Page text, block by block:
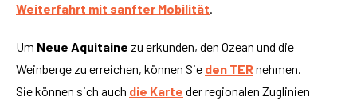
Weiterfahrt mit sanfter Mobilität.
Um Neue Aquitaine zu erkunden, den Ozean und die
Weinberge zu erreichen, können Sie den TERnehmen.
Sie können sich auch die Karte der regionalen Zuglinien